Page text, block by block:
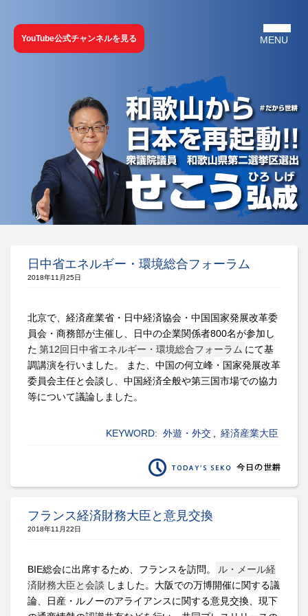
YouTube公式チャンネルを見る
日中省エネルギー・環境総合フォーラム
2018年11月25日
北京で、経済産業省・日中経済協会・中国国家発展改革委
員会・商務部が主催し、日中の企業関係者800名が参加し
た 第12回日中省エネルギー・環境総合フォーラム にて基
調講演を行いました。 また、中国の何立峰・国家発展改革
委員会主任と会談し、中国経済全般や第三国市場での協力
等について議論しました。
KEYWORD: 外遊・外交 経済産業大臣
フランス経済財務大臣と意見交換
2018年11月22日
BIE総会に出席するため、フランスを訪問。
ル・メール経
済財務大臣と会談 しました。大阪での万博開催に関する議
論、日産・ルノーのアライアンスに関する意見交換、現下